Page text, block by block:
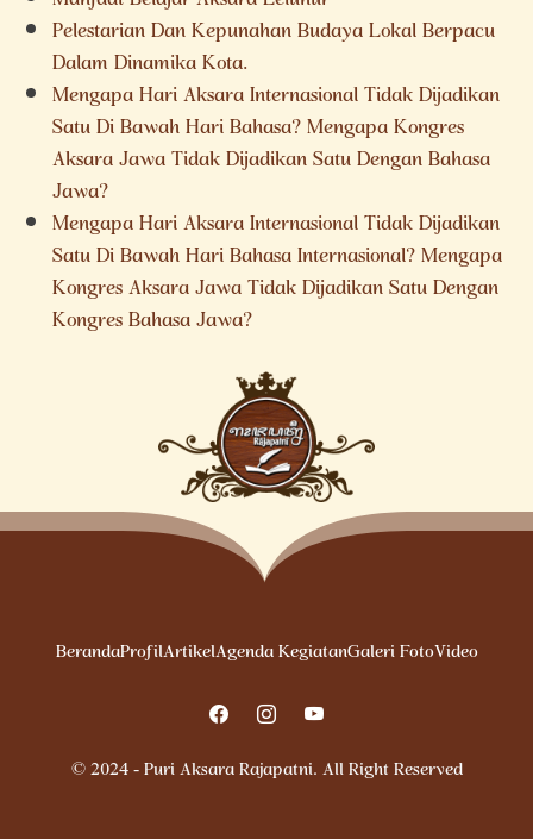
Pelestarian Dan Kepunahan Budaya Lokal Berpacu
Dalam Dinamika Kota.
Mengapa Hari Aksara Internasional Tidak Dijadikan
Satu Di Bawah Hari Bahasa? Mengapa Kongres
Aksara Jawa Tidak Dijadikan Satu Dengan Bahasa
Jawa?
Mengapa Hari Aksara Internasional Tidak Dijadikan
Satu Di Bawah Hari Bahasa Internasional? Mengapa
Kongres Aksara Jawa Tidak Dijadikan Satu Dengan
Kongres Bahasa Jawa?
BerandaProfilArtikelAgenda KegiatanGaleri FotoVideo
© 2024 - Puri Aksara Rajapatni. All Right Reserved